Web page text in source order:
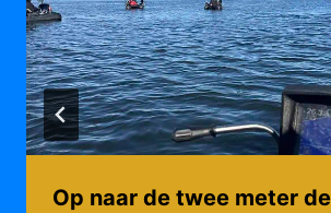
Op naar de twee meter